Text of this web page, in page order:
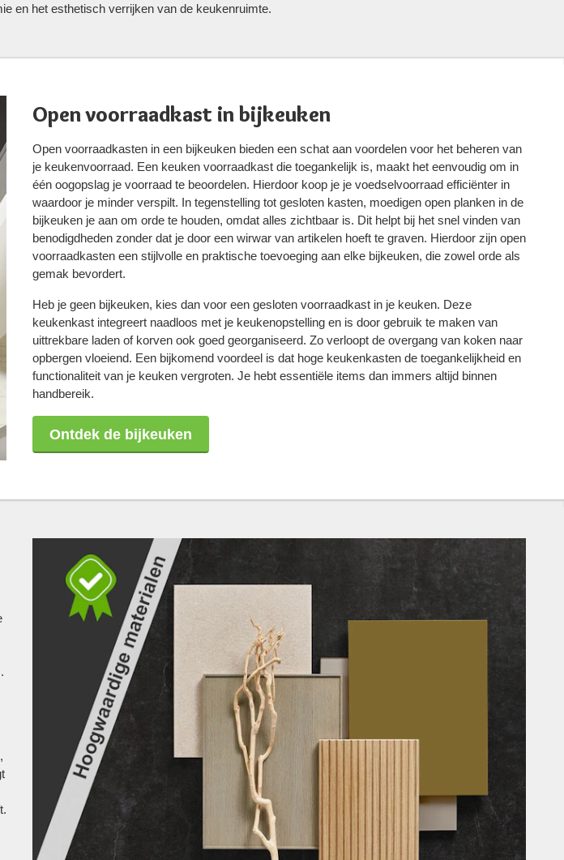
en het esthetisch verrijken van de keukenruimte.
Open voorraadkast in bijkeuken
Open voorraadkasten in een bijkeuken bieden een schat aan voordelen voor het beheren van
je keukenvoorraad. Een keuken voorraadkast die toegankelijk is, maakt het eenvoudig om in
één oogopslag je voorraad te beoordelen. Hierdoor koop je je voedselvoorraad efficiënter in
waardoor je minder verspilt. In tegenstelling tot gesloten kasten, moedigen open planken in de
bijkeuken je aan om orde te houden, omdat alles zichtbaar is. Dit helpt bij het snel vinden van
benodigdheden zonder dat je door een wirwar van artikelen hoeft te graven. Hierdoor zijn open
voorraadkasten een stijlvolle en praktische toevoeging aan elke bijkeuken, die zowel orde als
gemak bevordert.
Heb je geen bijkeuken, kies dan voor een gesloten voorraadkast in je keuken. Deze
keukenkast integreert naadloos met je keukenopstelling en is door gebruik te maken van
uittrekbare laden of korven ook goed georganiseerd. Zo verloopt de overgang van koken naar
opbergen vloeiend. Een bijkomend voordeel is dat hoge keukenkasten de toegankelijkheid en
functionaliteit van je keuken vergroten. Je hebt essentiële items dan immers altijd binnen
handbereik.
Ontdek de bijkeuken